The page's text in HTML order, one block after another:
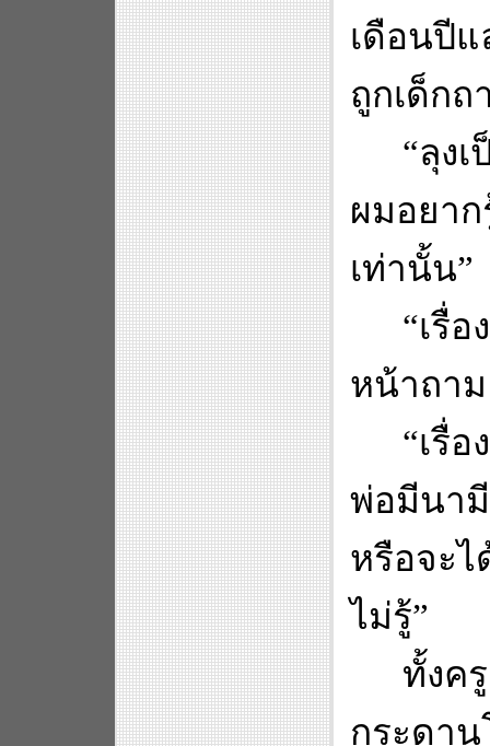
เดือนปีแ
ถูกเด็กถ
“ลุง
ผมอยาก
เท่านั้น”
“เรื่อ
หน้าถาม
“เรื่
พ่อมีนา
หรือจะไ
ไม่รู้”
ทั้งค
กระด